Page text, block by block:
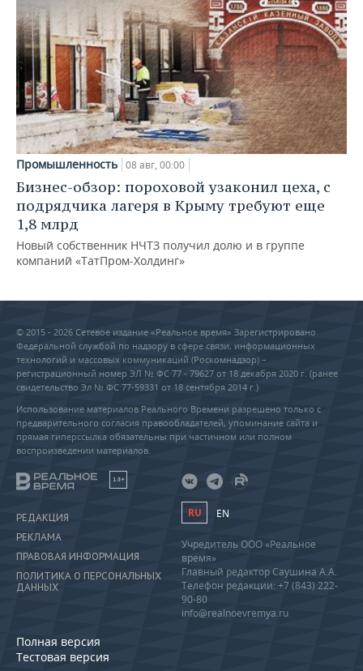
Промышленность 08 авг, 00:00
Бизнес-обзор: пороховой узаконил цеха, с
подрядчика лагеря в Крыму требуют еще
1,8 млрд
Новый собственник НЧТЗ получил долю и в группе
компаний «ТатПром-Холдинг»
© 2015 - 2026 Сетевое издание «Реальное время» Зарегистрировано
Федеральной службой по надзору в сфере связи, информационных
технологий и массовых коммуникаций (Роскомнадзор) –
регистрационный номер ЭЛ № ФС 77 - 79627 от 18 декабря 2020 г. (ранее
свидетельство Эл № ФС 77-59331 от 18 сентября 2014 г.)
Использование материалов Реального Времени разрешено только с
предварительного согласия правообладателей, упоминание сайта и
прямая гиперссылка обязательны при частичном или полном
воспроизведении материалов.
18+
РЕДАКЦИЯ
РЕКЛАМА
ПРАВОВАЯ ИНФОРМАЦИЯ
ПОЛИТИКА О ПЕРСОНАЛЬНЫХ
ДАННЫХ
Полная версия
Тестовая версия
RU EN
Учредитель ООО «Реальное
время»
Главный редактор Саушина А.А.
Телефон редакции: +7 (843) 222-
90-80
info@realnoevremya.ru